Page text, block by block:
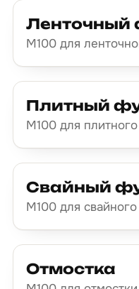
Ленточный
М100 для
Плитный
М100 для
Свайный
М100 для
Отмостка